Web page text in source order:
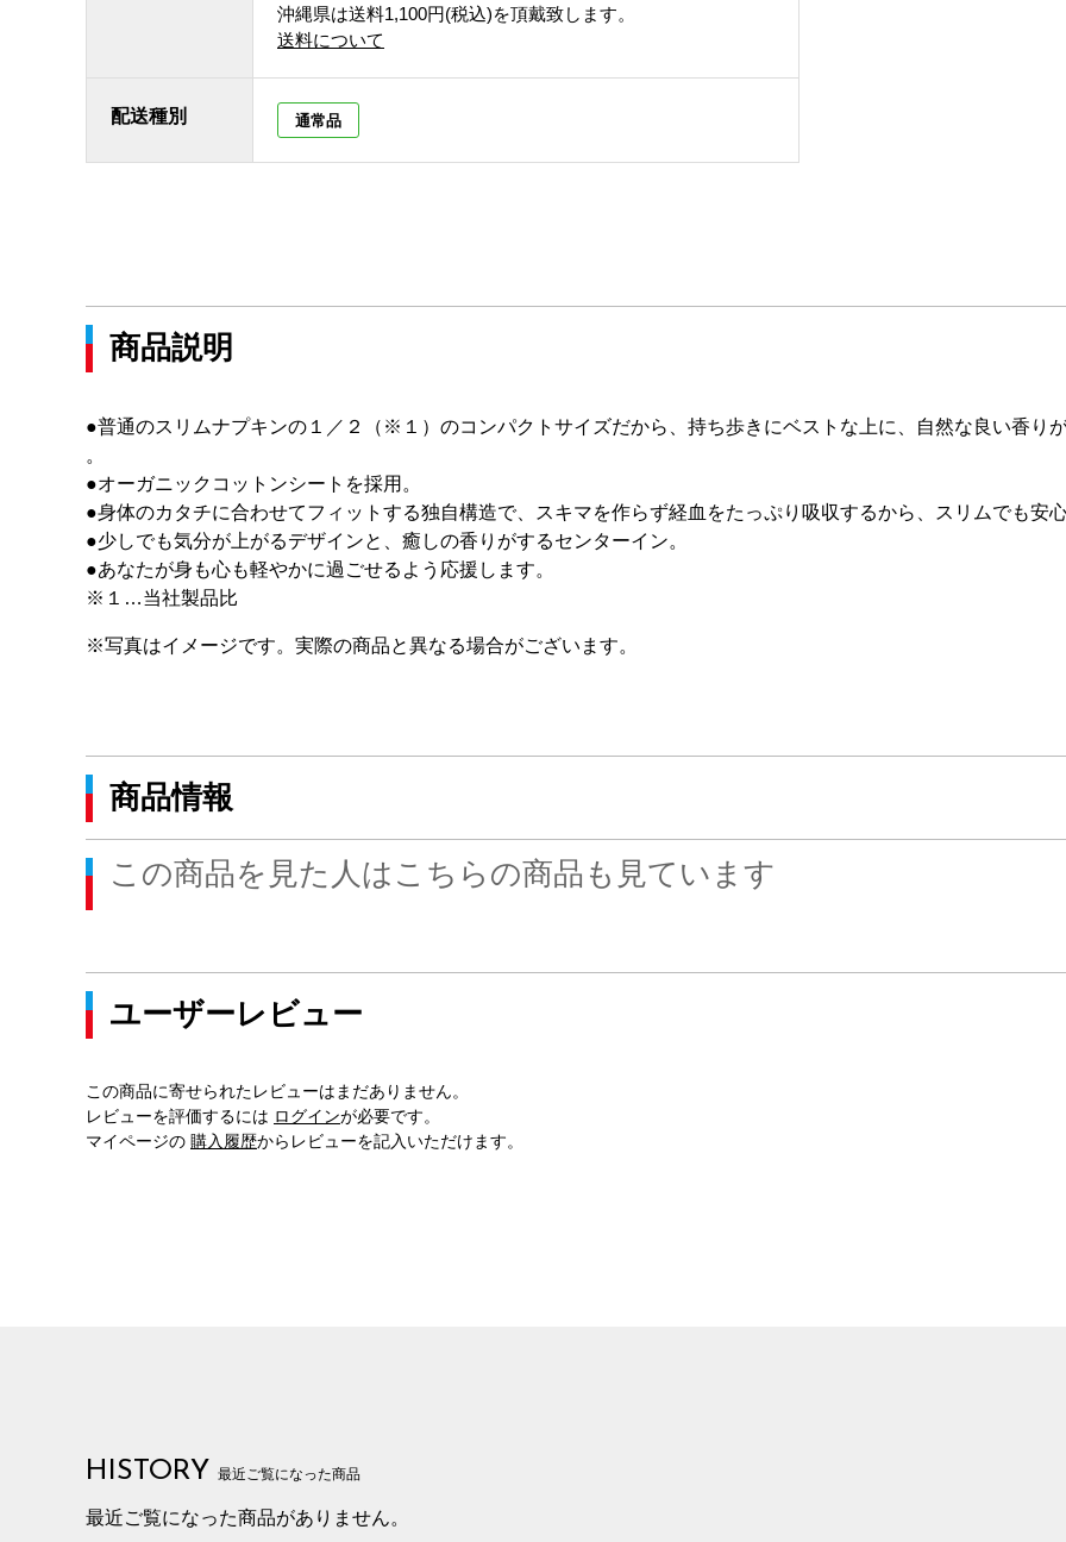
沖縄県は送料1,100円(税込)を頂戴致します。
送料について
配送種別 通常品
商品説明
●普通のスリムナプキンの１／２（※１）のコンパクトサイズだから、持ち歩きにベストな上に、自然な良い香り
。
●オーガニックコットンシートを採用。
●身体のカタチに合わせてフィットする独自構造で、スキマを作らず経血をたっぷり吸収するから、スリムでも安心
●少しでも気分が上がるデザインと、癒しの香りがするセンターイン。
●あなたが身も心も軽やかに過ごせるよう応援します。
※１…当社製品比
※写真はイメージです。実際の商品と異なる場合がございます。
商品情報
この商品を見た人はこちらの商品も見ています
ユーザーレビュー
この商品に寄せられたレビューはまだありません。
レビューを評価するには ログインが必要です。
マイページの 購入履歴からレビューを記入いただけます。
HISTORY 最近ご覧になった商品
最近ご覧になった商品がありません。